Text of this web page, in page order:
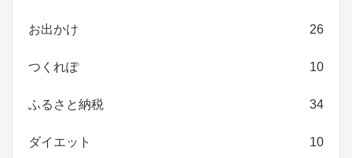
お出かけ 26
つくれぽ 10
ふるさと納税 34
ダイエット 10